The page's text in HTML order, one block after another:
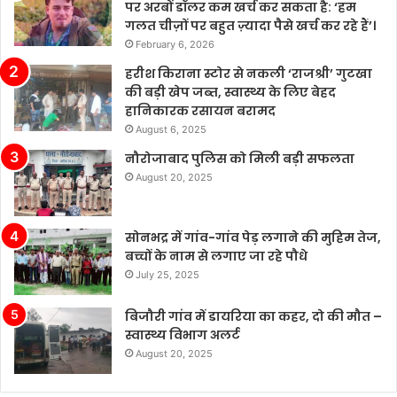
में
दूसरी
बार
नेतृत्व
परिवर्तन
है।
पर अरबों डॉलर कम खर्च कर सकता है: ‘हम
गलत चीज़ों पर बहुत ज़्यादा पैसे खर्च कर रहे हैं’।
February 6, 2026
हरीश किराना स्टोर से नकली ‘राजश्री’ गुटखा
की बड़ी खेप जब्त, स्वास्थ्य के लिए बेहद
हानिकारक रसायन बरामद
August 6, 2025
नौरोजाबाद पुलिस को मिली बड़ी सफलता
August 20, 2025
सोनभद्र में गांव-गांव पेड़ लगाने की मुहिम तेज,
बच्चों के नाम से लगाए जा रहे पौधे
July 25, 2025
बिजौरी गांव में डायरिया का कहर, दो की मौत –
स्वास्थ्य विभाग अलर्ट
August 20, 2025